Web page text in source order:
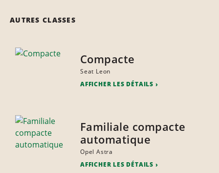
AUTRES CLASSES
Compacte
Seat Leon
AFFICHER LES DÉTAILS
Familiale compacte
automatique
Opel Astra
AFFICHER LES DÉTAILS